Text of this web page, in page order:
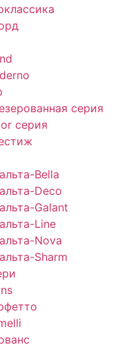
серия
серия
Bella
Deco
Galant
Line
Nova
Sharm